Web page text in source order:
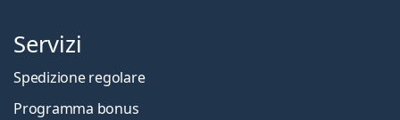
Servizi
Spedizione regolare
Programma bonus